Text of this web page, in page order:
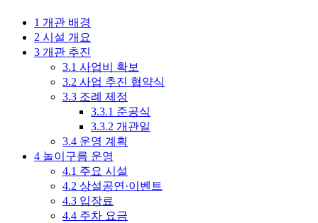
1 개관 배경
2 시설 개요
3 개관 추진
3.1 사업비 확보
3.2 사업 추진 협약식
3.3 조례 제정
3.3.1 준공식
3.3.2 개관일
3.4 운영 계획
4 놀이구름 운영
4.1 주요 시설
4.2 상설공연·이벤트
4.3 입장료
4.4 주차 요금